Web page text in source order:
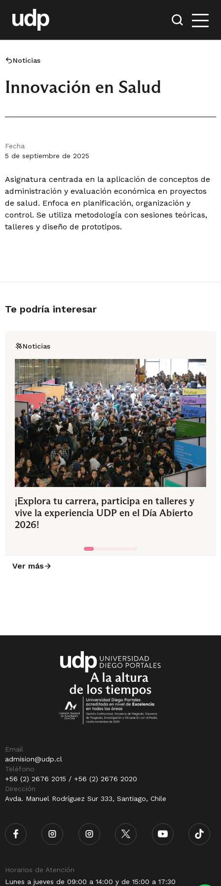
Noticias
Innovación en Salud
Fecha
5 de septiembre de 2025
Asignatura centrada en la aplicación de conceptos de
administración y evaluación económica en proyectos
de salud. Enfoca en planificación, organización y
control. Se utiliza metodología con sesiones teóricas,
talleres y diseño de prototipos.
Te podría interesar
Noticias
¡Explora tu carrera, participa en talleres y
vive la experiencia UDP en el Día Abierto
2026!
Ver más
Email
admision@udp.cl
Teléfono
+56 (2) 2676 2015 / +56 (2) 2676 2020
Dirección
Avda. Manuel Rodríguez Sur 333, Santiago, Chile
Horarios de Atención
Lunes a jueves de 09:00 a 14:00 y de 15:00 a 17:30